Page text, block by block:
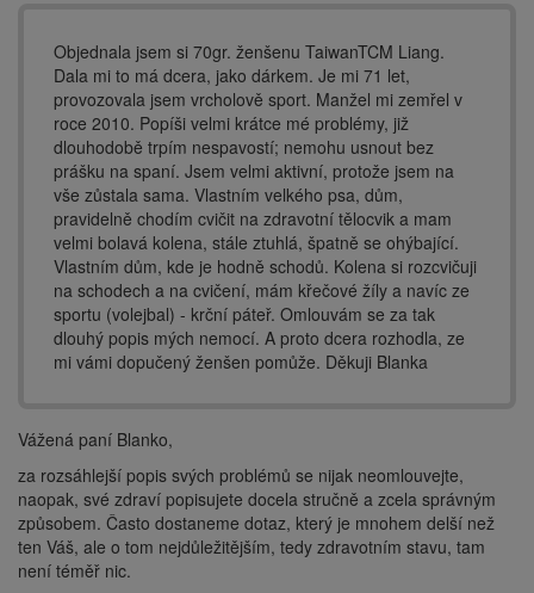
Objednala jsem si 70gr. ženšenu TaiwanTCM Liang.
Dala mi to má dcera, jako dárkem. Je mi 71 let,
provozovala jsem vrcholově sport. Manžel mi zemřel v
roce 2010. Popíši velmi krátce mé problémy, již
dlouhodobě trpím nespavostí; nemohu usnout bez
prášku na spaní. Jsem velmi aktivní, protože jsem na
vše zůstala sama. Vlastním velkého psa, dům,
pravidelně chodím cvičit na zdravotní tělocvik a mam
velmi bolavá kolena, stále ztuhlá, špatně se ohýbající.
Vlastním dům, kde je hodně schodů. Kolena si rozcvičuji
na schodech a na cvičení, mám křečové žíly a navíc ze
sportu (volejbal) - krční páteř. Omlouvám se za tak
dlouhý popis mých nemocí. A proto dcera rozhodla, ze
mi vámi dopučený ženšen pomůže. Děkuji Blanka
Vážená paní Blanko,
za rozsáhlejší popis svých problémů se nijak neomlouvejte,
naopak, své zdraví popisujete docela stručně a zcela správným
způsobem. Často dostaneme dotaz, který je mnohem delší než
ten Váš, ale o tom nejdůležitějším, tedy zdravotním stavu, tam
není téměř nic.